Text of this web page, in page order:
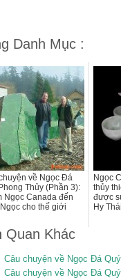
Danh Mục :
về Ngọc Đá
Thủy (Phần 3):
Ngọc Canada đến
cho thế giới
Ngọc
thủy
được
Hy
Quan Khác
Câu chuyện về Ngọc Đá
Câu chuyện về Ngọc Đá